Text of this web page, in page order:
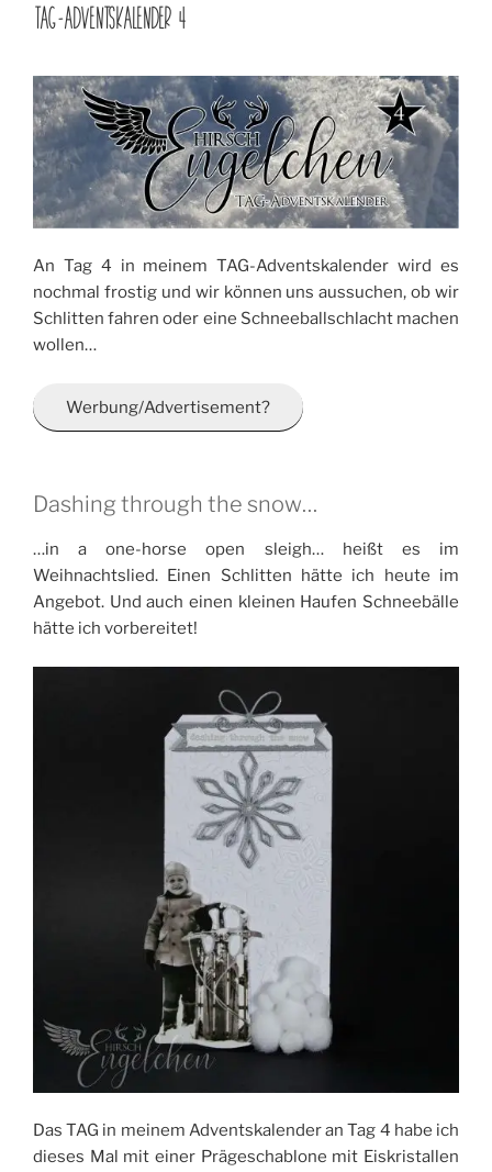
AM
TAG-ADVENTSKALENDER 4
An Tag 4 in meinem TAG-Adventskalender wird es
nochmal frostig und wir können uns aussuchen, ob wir
Schlitten fahren oder eine Schneeballschlacht machen
wollen…
Werbung/Advertisement?
Dashing through the snow…
…in a one-horse open sleigh… heißt es im
Weihnachtslied. Einen Schlitten hätte ich heute im
Angebot. Und auch einen kleinen Haufen Schneebälle
hätte ich vorbereitet!
Das TAG in meinem Adventskalender an Tag 4 habe ich
dieses Mal mit einer Prägeschablone mit Eiskristallen